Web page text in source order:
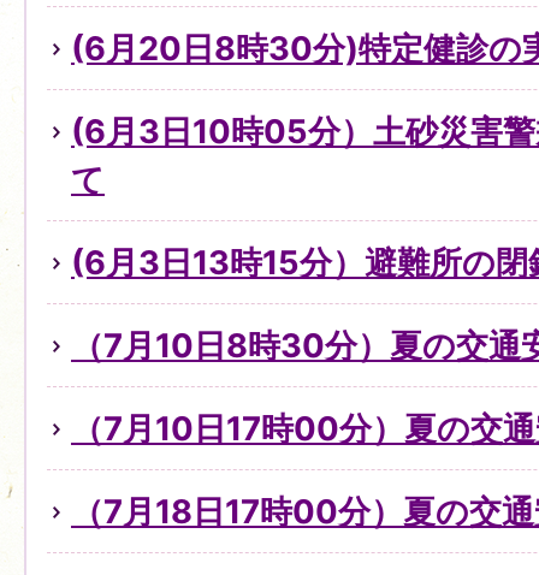
(6月20日8時30分)特定健診の
(6月3日10時05分）土砂災害
て
(6月3日13時15分）避難所の
（7月10日8時30分）夏の交通
（7月10日17時00分）夏の交
（7月18日17時00分）夏の交